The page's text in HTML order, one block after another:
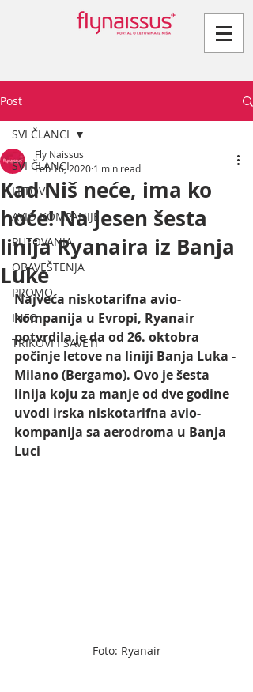
Post
SVI ČLANCI
LETOVI
AVIO KOMPANIJE
PUTOVANJA
OBAVEŠTENJA
PROMO
INFO
TRIKOVI I SAVETI
SVI ČLANCI
Kad Niš neće, ima ko
hoće! Na jesen šesta
linija Ryanaira iz Banja
Luke
Fly Naissus
Feb 16, 2020 1 min read
Najveća niskotarifna avio-
kompanija u Evropi, Ryanair
potvrdila je da od 26. oktobra
počinje letove na liniji Banja Luka -
Milano (Bergamo). Ovo je šesta
linija koju za manje od dve godine
uvodi irska niskotarifna avio-
kompanija sa aerodroma u Banja
Luci
Foto: Ryanair